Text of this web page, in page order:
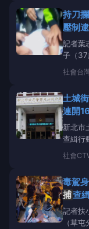
逮37歲
所員警
持刀
壓制
記者葉
子（37
行車糾
西瓜刀
影像，
的自小
社會台
土城
連開
新北市
查緝行
附近民
街一帶
現場。
查，還
社會
毒駕
捕查
記者扶
（草